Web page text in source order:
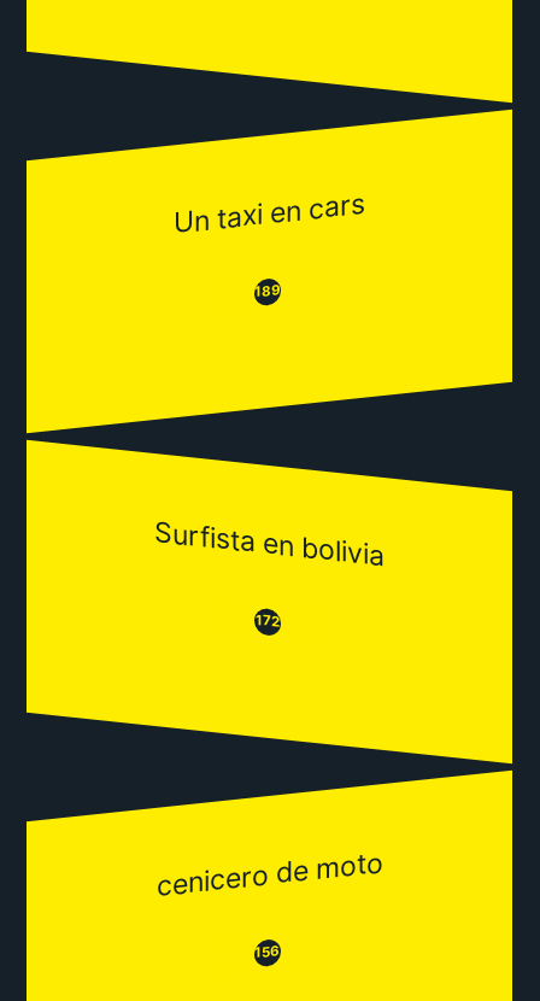
Un taxi en cars
😒189😂
Surfista en bolivia
😒172😂
cenicero de moto
😒156😂